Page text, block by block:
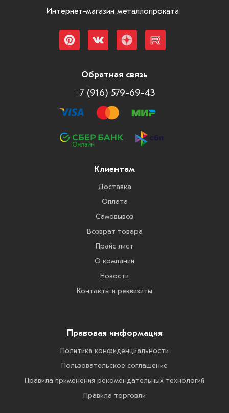
Интернет-магазин металлопроката
Обратная связь
+7 (916) 579-69-43
Клиентам
Доставка
Оплата
Самовывоз
Возврат товара
Прайс лист
О компании
Новости
Контакты и реквизиты
Правовая информация
Политика конфиденциальности
Пользовательское соглашение
Правила применения рекомендательных технологий
Правила торговли